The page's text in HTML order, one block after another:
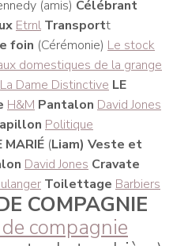
(amis) Célébrant
Etrnl Transportt
foin (Cérémonie) Le stock
domestiques de la grange
La Dame Distinctive LE
H&M Pantalon David Jones
Politique
MARIÉ (Liam) Veste et
David Jones Cravate
Toilettage Barbiers
COMPAGNIE
compagnie